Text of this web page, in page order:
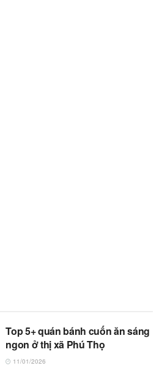
Top 5+ quán bánh cuốn ăn sáng
ngon ở thị xã Phú Thọ
11/01/2026